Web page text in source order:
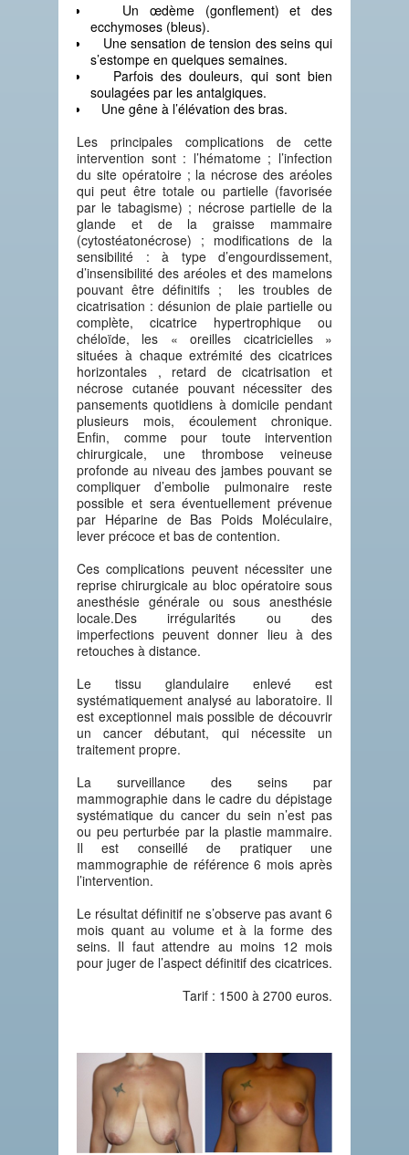
Un œdème (gonflement) et des
ecchymoses (bleus).
Une sensation de tension des seins qui
s’estompe en quelques semaines.
Parfois des douleurs, qui sont bien
soulagées par les antalgiques.
Une gêne à l’élévation des bras.
Les principales complications de cette
intervention sont : l’hématome ; l’infection
du site opératoire ; la nécrose des aréoles
qui peut être totale ou partielle (favorisée
par le tabagisme) ; nécrose partielle de la
glande et de la graisse mammaire
(cytostéatonécrose) ; modifications de la
sensibilité : à type d’engourdissement,
d’insensibilité des aréoles et des mamelons
pouvant être définitifs ; les troubles de
cicatrisation : désunion de plaie partielle ou
complète, cicatrice hypertrophique ou
chéloïde, les « oreilles cicatricielles »
situées à chaque extrémité des cicatrices
horizontales , retard de cicatrisation et
nécrose cutanée pouvant nécessiter des
pansements quotidiens à domicile pendant
plusieurs mois, écoulement chronique.
Enfin, comme pour toute intervention
chirurgicale, une thrombose veineuse
profonde au niveau des jambes pouvant se
compliquer d’embolie pulmonaire reste
possible et sera éventuellement prévenue
par Héparine de Bas Poids Moléculaire,
lever précoce et bas de contention.
Ces complications peuvent nécessiter une
reprise chirurgicale au bloc opératoire sous
anesthésie générale ou sous anesthésie
locale.Des irrégularités ou des
imperfections peuvent donner lieu à des
retouches à distance.
Le tissu glandulaire enlevé est
systématiquement analysé au laboratoire. Il
est exceptionnel mais possible de découvrir
un cancer débutant, qui nécessite un
traitement propre.
La surveillance des seins par
mammographie dans le cadre du dépistage
systématique du cancer du sein n’est pas
ou peu perturbée par la plastie mammaire.
Il est conseillé de pratiquer une
mammographie de référence 6 mois après
l’intervention.
Le résultat définitif ne s’observe pas avant 6
mois quant au volume et à la forme des
seins. Il faut attendre au moins 12 mois
pour juger de l’aspect définitif des cicatrices.
Tarif : 1500 à 2700 euros.